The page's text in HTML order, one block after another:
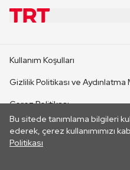
Bu sitede tanımlama bilgileri
ederek, çerez kullanımımızı
Politikası
CANLI YAYINLAR
Kullanım Koşulları
Gizlilik Politikası ve Aydınlatma
Çerez Politikası
İletişim
Her hakkı saklıdır. ©2026